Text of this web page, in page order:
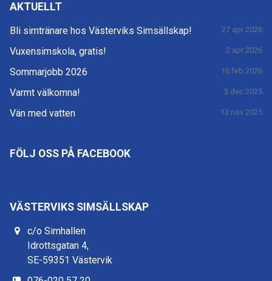
AKTUELLT
Bli simtränare hos Västerviks Simsällskap! 27 apr 2026
Vuxensimskola, gratis! 2 apr 2026
Sommarjobb 2026 16 feb 2026
Varmt välkomna! 3 dec 2025
Vän med vatten 13 nov 2025
FÖLJ OSS PÅ FACEBOOK
VÄSTERVIKS SIMSÄLLSKAP
c/o Simhallen
Idrottsgatan 4,
SE-59351 Västervik